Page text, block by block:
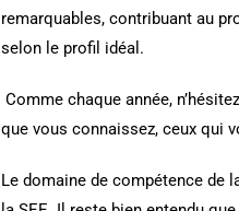
remarquables, contribuant au
selon le profil idéal.
Comme chaque année,
que vous connaissez, ceux qui
Le domaine de compétence de